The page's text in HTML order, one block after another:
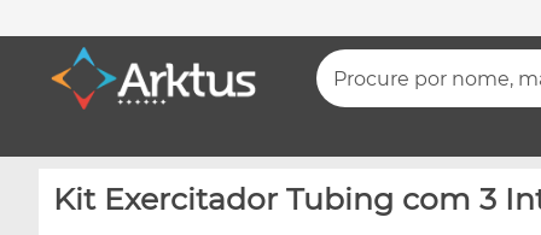
Procure por nome,
Kit Exercitador Tubing com 3